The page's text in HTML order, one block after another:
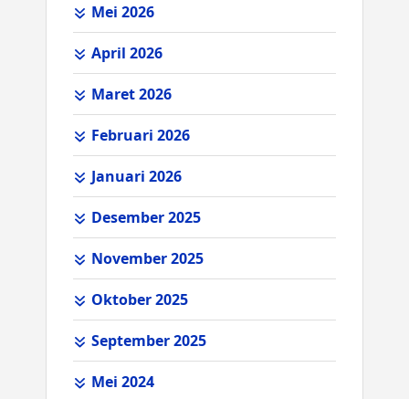
Mei 2026
April 2026
Maret 2026
Februari 2026
Januari 2026
Desember 2025
November 2025
Oktober 2025
September 2025
Mei 2024